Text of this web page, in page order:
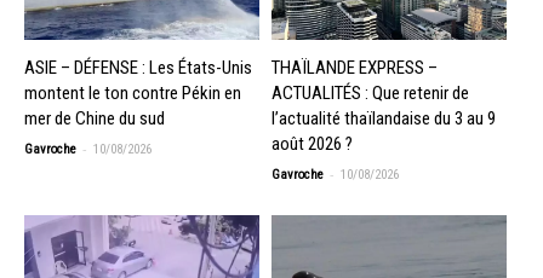
ASIE – DÉFENSE : Les États-Unis
montent le ton contre Pékin en
mer de Chine du sud
Gavroche - 10/08/2026
THAÏLANDE EXPRESS –
ACTUALITÉS : Que retenir de
l’actualité thaïlandaise du 3 au 9
août 2026 ?
Gavroche - 10/08/2026